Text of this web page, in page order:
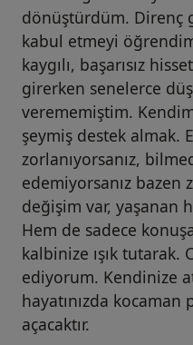
dönüştürdüm. Direnç
kabul etmeyi
kaygılı, başarısız
girerken senelerce
verememiştim.
şeymiş destek almak.
zorlanıyorsanız,
edemiyorsanız bazen
değişim var, yaşanan
Hem de sadece
kalbinize ışık tutarak.
ediyorum. Kendinize
hayatınızda
açacaktır.